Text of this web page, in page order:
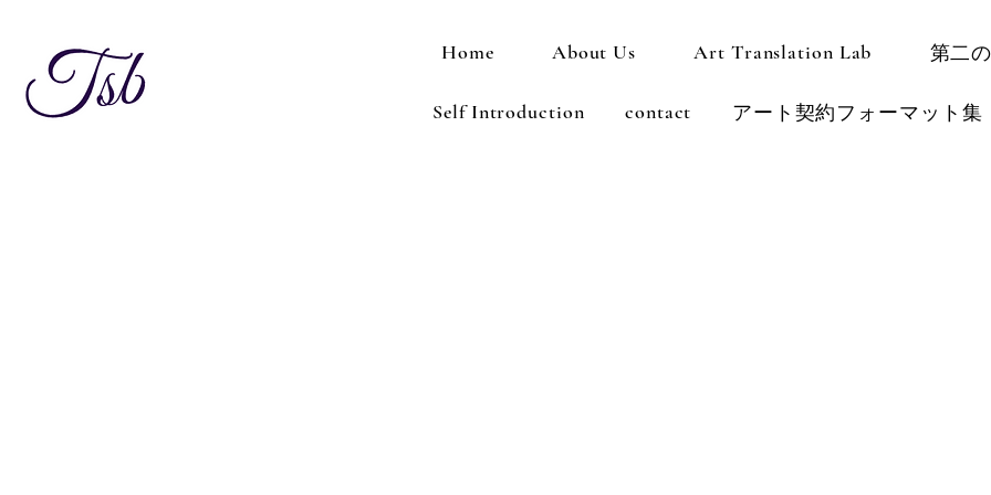
Home About Us Art Translation Lab 第二
Self Introduction contact アート契約フォーマット集